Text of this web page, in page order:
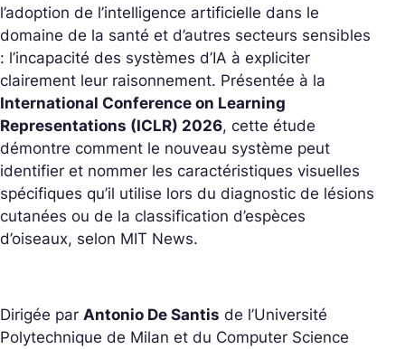
l’adoption de l’intelligence artificielle dans le
domaine de la santé et d’autres secteurs sensibles
: l’incapacité des systèmes d’IA à expliciter
clairement leur raisonnement. Présentée à la
International Conference on Learning
Representations (ICLR) 2026, cette étude
démontre comment le nouveau système peut
identifier et nommer les caractéristiques visuelles
spécifiques qu’il utilise lors du diagnostic de lésions
cutanées ou de la classification d’espèces
d’oiseaux, selon MIT News.
Dirigée par Antonio De Santis de l’Université
Polytechnique de Milan et du Computer Science